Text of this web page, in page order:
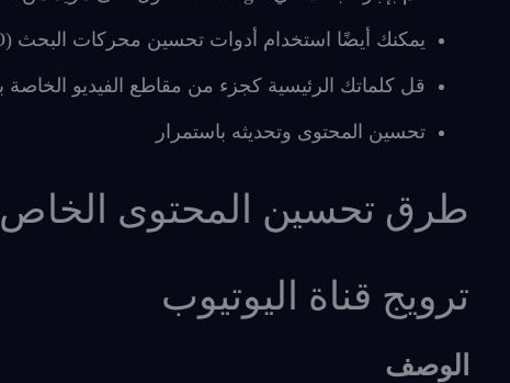
يمكنك أيضًا استخدام أدوات تحسين محركات البحث (SEO) للحصول على أفكار كلمات رئيسية إضافية
قل كلماتك الرئيسية كجزء من مقاطع الفيديو الخاصة
تحسين المحتوى وتحديثه باستمرار
طرق تحسين المحتوى الخاص
ترويج قناة اليوتيوب
الوصف